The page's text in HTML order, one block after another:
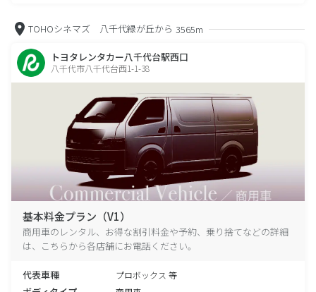
TOHOシネマズ 八千代緑が丘から 3565m
トヨタレンタカー八千代台駅西口
八千代市八千代台西1-1-38
基本料金プラン（V1）
商用車のレンタル、お得な割引料金や予約、乗り捨てなどの詳細
は、こちらから各店舗にお電話ください。
代表車種 プロボックス 等